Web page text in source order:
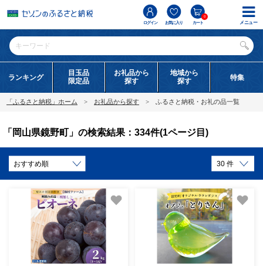
ログイン お気に入り カート
0
ランキング
目玉品
限定品
お礼品から
探す
地域から
探す
特集
「ふるさと納税」ホーム お礼品から探す ふるさと納税・お礼の品一覧
「岡山県鏡野町」の検索結果：334件(1ページ目)
メニュー